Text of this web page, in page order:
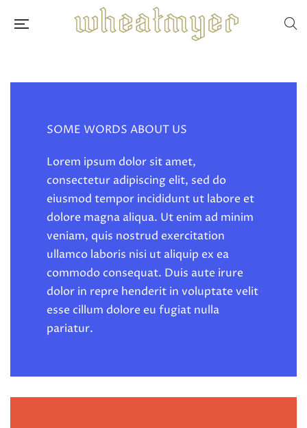
SOME WORDS ABOUT US
Lorem ipsum dolor sit amet,
consectetur adipiscing elit, sed do
eiusmod tempor incididunt ut labore et
dolore magna aliqua. Ut enim ad minim
veniam, quis nostrud exercitation
ullamco laboris nisi ut aliquip ex ea
commodo consequat. Duis aute irure
dolor in repre henderit in voluptate velit
esse cillum dolore eu fugiat nulla
pariatur.